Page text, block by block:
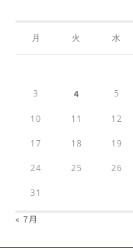
月 火 水
3 4 5
10 11 12
17 18 19
24 25 26
31
« 7月